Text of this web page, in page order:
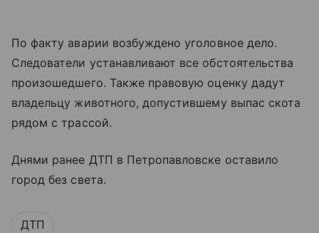
По факту аварии возбуждено уголовное дело.
Следователи устанавливают все обстоятельства
произошедшего. Также правовую оценку дадут
владельцу животного, допустившему выпас скота
рядом с трассой.
Днями ранее ДТП в Петропавловске оставило
город без света.
ДТП